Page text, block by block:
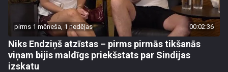
pirms 1 mēneša, 1 nedēļas 00:02:36
Niks Endziņš atzīstas – pirms pirmās tikšanās
viņam bijis maldīgs priekšstats par Sindijas
izskatu